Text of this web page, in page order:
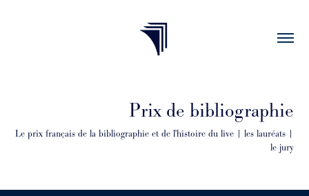
Prix de bibliographie
Le prix français de la bibliographie et de l'histoire du live | les lauréats |
le jury